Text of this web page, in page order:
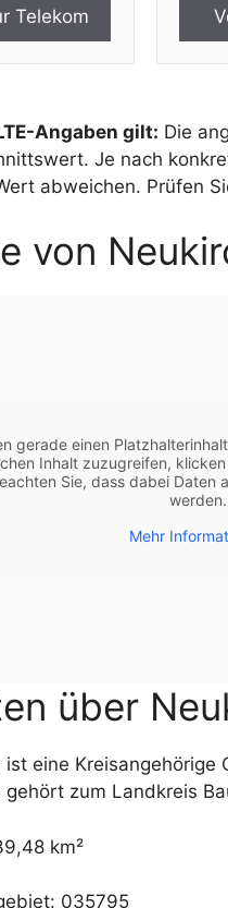
Telekom
Angaben gilt: Die
Je nach
abweichen. Prüfen
von
gerade einen
Inhalt zuzugreifen,
Sie, dass dabei Daten
werden.
Mehr
über
ist eine Kreisangehörige
gehört zum Landkreis
km²
035795